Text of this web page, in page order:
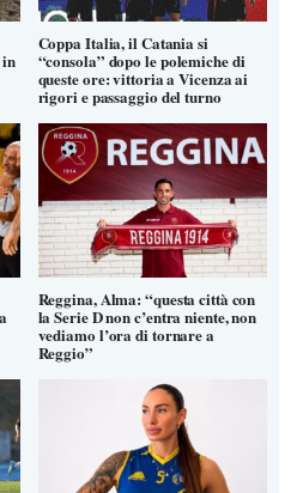
Coppa Italia, il Catania si
“consola” dopo le polemiche di
queste ore: vittoria a Vicenza ai
rigori e passaggio del turno
Reggina, Alma: “questa città con
la Serie D non c’entra niente, non
vediamo l’ora di tornare a
Reggio”